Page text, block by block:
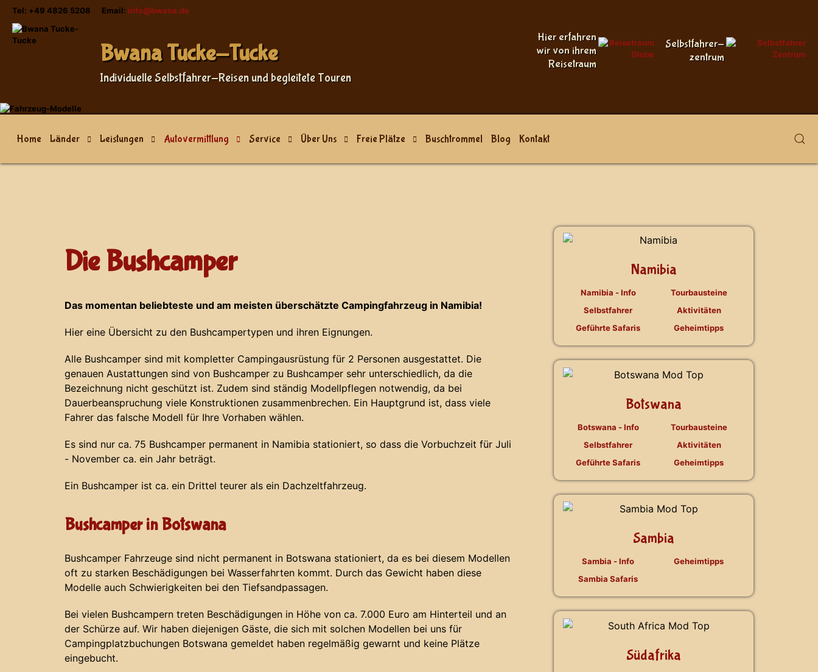
Tel: +49 4826 5208 Email: info@bwana.de
Bwana Tucke-Tucke
Individuelle Selbstfahrer-Reisen und begleitete Touren
Hier erfahren
wir von ihrem
Reisetraum
Selbstfahrer-
zentrum
Home Länder Leistungen Autovermittlung Service Über Uns Freie Plätze Buschtrommel Blog Kontakt
Die Bushcamper
Das momentan beliebteste und am meisten überschätzte Campingfahrzeug in Namibia!
Hier eine Übersicht zu den Bushcampertypen und ihren Eignungen.
Alle Bushcamper sind mit kompletter Campingausrüstung für 2 Personen ausgestattet. Die
genauen Austattungen sind von Bushcamper zu Bushcamper sehr unterschiedlich, da die
Bezeichnung nicht geschützt ist. Zudem sind ständig Modellpflegen notwendig, da bei
Dauerbeanspruchung viele Konstruktionen zusammenbrechen. Ein Hauptgrund ist, dass viele
Fahrer das falsche Modell für Ihre Vorhaben wählen.
Es sind nur ca. 75 Bushcamper permanent in Namibia stationiert, so dass die Vorbuchzeit für Juli
- November ca. ein Jahr beträgt.
Ein Bushcamper ist ca. ein Drittel teurer als ein Dachzeltfahrzeug.
Bushcamper in Botswana
Bushcamper Fahrzeuge sind nicht permanent in Botswana stationiert, da es bei diesem Modellen
oft zu starken Beschädigungen bei Wasserfahrten kommt. Durch das Gewicht haben diese
Modelle auch Schwierigkeiten bei den Tiefsandpassagen.
Bei vielen Bushcampern treten Beschädigungen in Höhe von ca. 7.000 Euro am Hinterteil und an
der Schürze auf. Wir haben diejenigen Gäste, die sich mit solchen Modellen bei uns für
Campingplatzbuchungen Botswana gemeldet haben regelmäßig gewarnt und keine Plätze
eingebucht.
Namibia
Namibia - Info
Selbstfahrer
Geführte Safaris
Tourbausteine
Aktivitäten
Geheimtipps
Botswana
Botswana - Info
Selbstfahrer
Geführte Safaris
Tourbausteine
Aktivitäten
Geheimtipps
Sambia
Sambia - Info
Sambia Safaris
Geheimtipps
Südafrika